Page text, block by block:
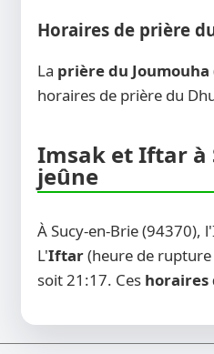
Horaires de prière
La prière du Joumouha
horaires de prière du
Imsak et Iftar à
jeûne
À Sucy-en-Brie (94370),
L'Iftar(heure de
soit 21:17. Ces horaires